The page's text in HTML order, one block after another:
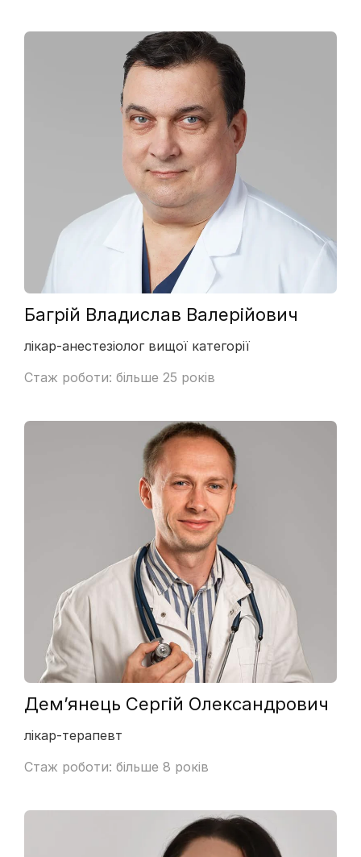
Багрій Владислав Валерійович
лікар-анестезіолог вищої категорії
Стаж роботи: більше 25 років
Дем’янець Сергій Олександрович
лікар-терапевт
Стаж роботи: більше 8 років